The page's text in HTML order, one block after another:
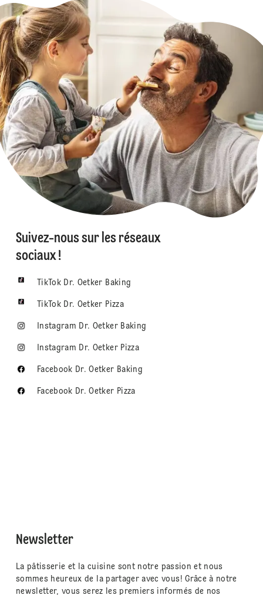
Suivez-nous sur les réseaux
sociaux !
TikTok Dr. Oetker Baking
TikTok Dr. Oetker Pizza
Instagram Dr. Oetker Baking
Instagram Dr. Oetker Pizza
Facebook Dr. Oetker Baking
Facebook Dr. Oetker Pizza
Newsletter
La pâtisserie et la cuisine sont notre passion et nous
sommes heureux de la partager avec vous! Grâce à notre
newsletter, vous serez les premiers informés de nos